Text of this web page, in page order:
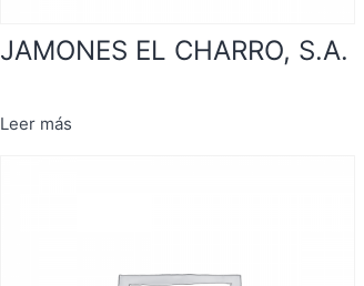
JAMONES EL CHARRO, S.A.
Leer más